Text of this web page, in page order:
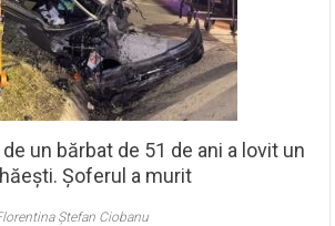
un bărbat de 51 de ani a lovit un
Șoferul a murit
Ștefan Ciobanu